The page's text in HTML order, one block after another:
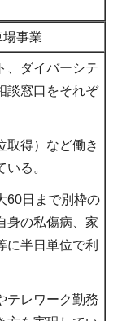
場事業
、ダイバーシテ
談窓口をそれぞ
取得）など働き
る。
60日まで別枠の
身の私傷病、家
に半日単位で利
テレワーク勤務